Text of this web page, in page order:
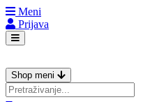
Meni
Prijava
Shop meni